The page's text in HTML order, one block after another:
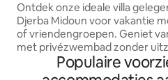
Ontdek onze ideale villa
Djerba Midoun voor vakantie
of vriendengroepen. Geniet
met privézwembad zonder
omringd door palmbomen die absolute
rust bieden Ideaal gelegen op enkele
Populaire